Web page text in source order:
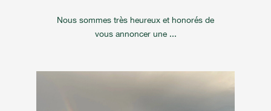
Nous sommes très heureux et honorés de
vous annoncer une ...